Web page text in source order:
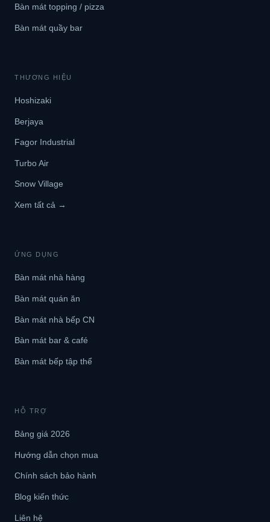
Bàn mát topping / pizza
Bàn mát quầy bar
THƯƠNG HIỆU
Hoshizaki
Berjaya
Fagor Industrial
Turbo Air
Snow Village
Xem tất cả →
ỨNG DỤNG
Bàn mát nhà hàng
Bàn mát quán ăn
Bàn mát nhà bếp CN
Bàn mát bar & café
Bàn mát bếp tập thể
HỖ TRỢ
Bảng giá 2026
Hướng dẫn chọn mua
Chính sách bảo hành
Blog kiến thức
Liên hệ